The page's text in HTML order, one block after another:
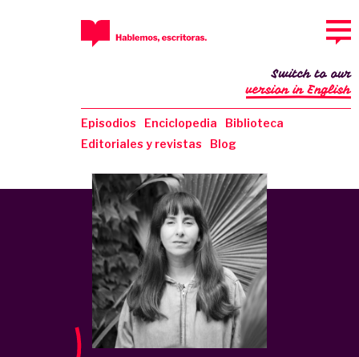
Episodios Enciclopedia
Biblioteca
Editoriales y revistas
Blog
Switch to our
version in English